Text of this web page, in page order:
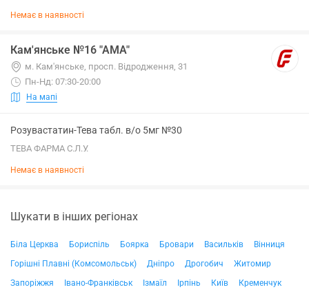
Немає в наявності
Кам'янське №16 "АМА"
м. Кам'янське, просп. Відродження, 31
Пн-Нд: 07:30-20:00
На мапі
Розувастатин-Тева табл. в/о 5мг №30
ТЕВА ФАРМА С.Л.У.
Немає в наявності
Шукати в інших регіонах
Біла Церква Бориспіль Боярка Бровари Васильків
Вінниця
Горішні Плавні (Комсомольськ)
Дніпро Дрогобич
Житомир
Запоріжжя
Івано-Франківськ Ізмаїл Ірпінь Київ
Кременчук